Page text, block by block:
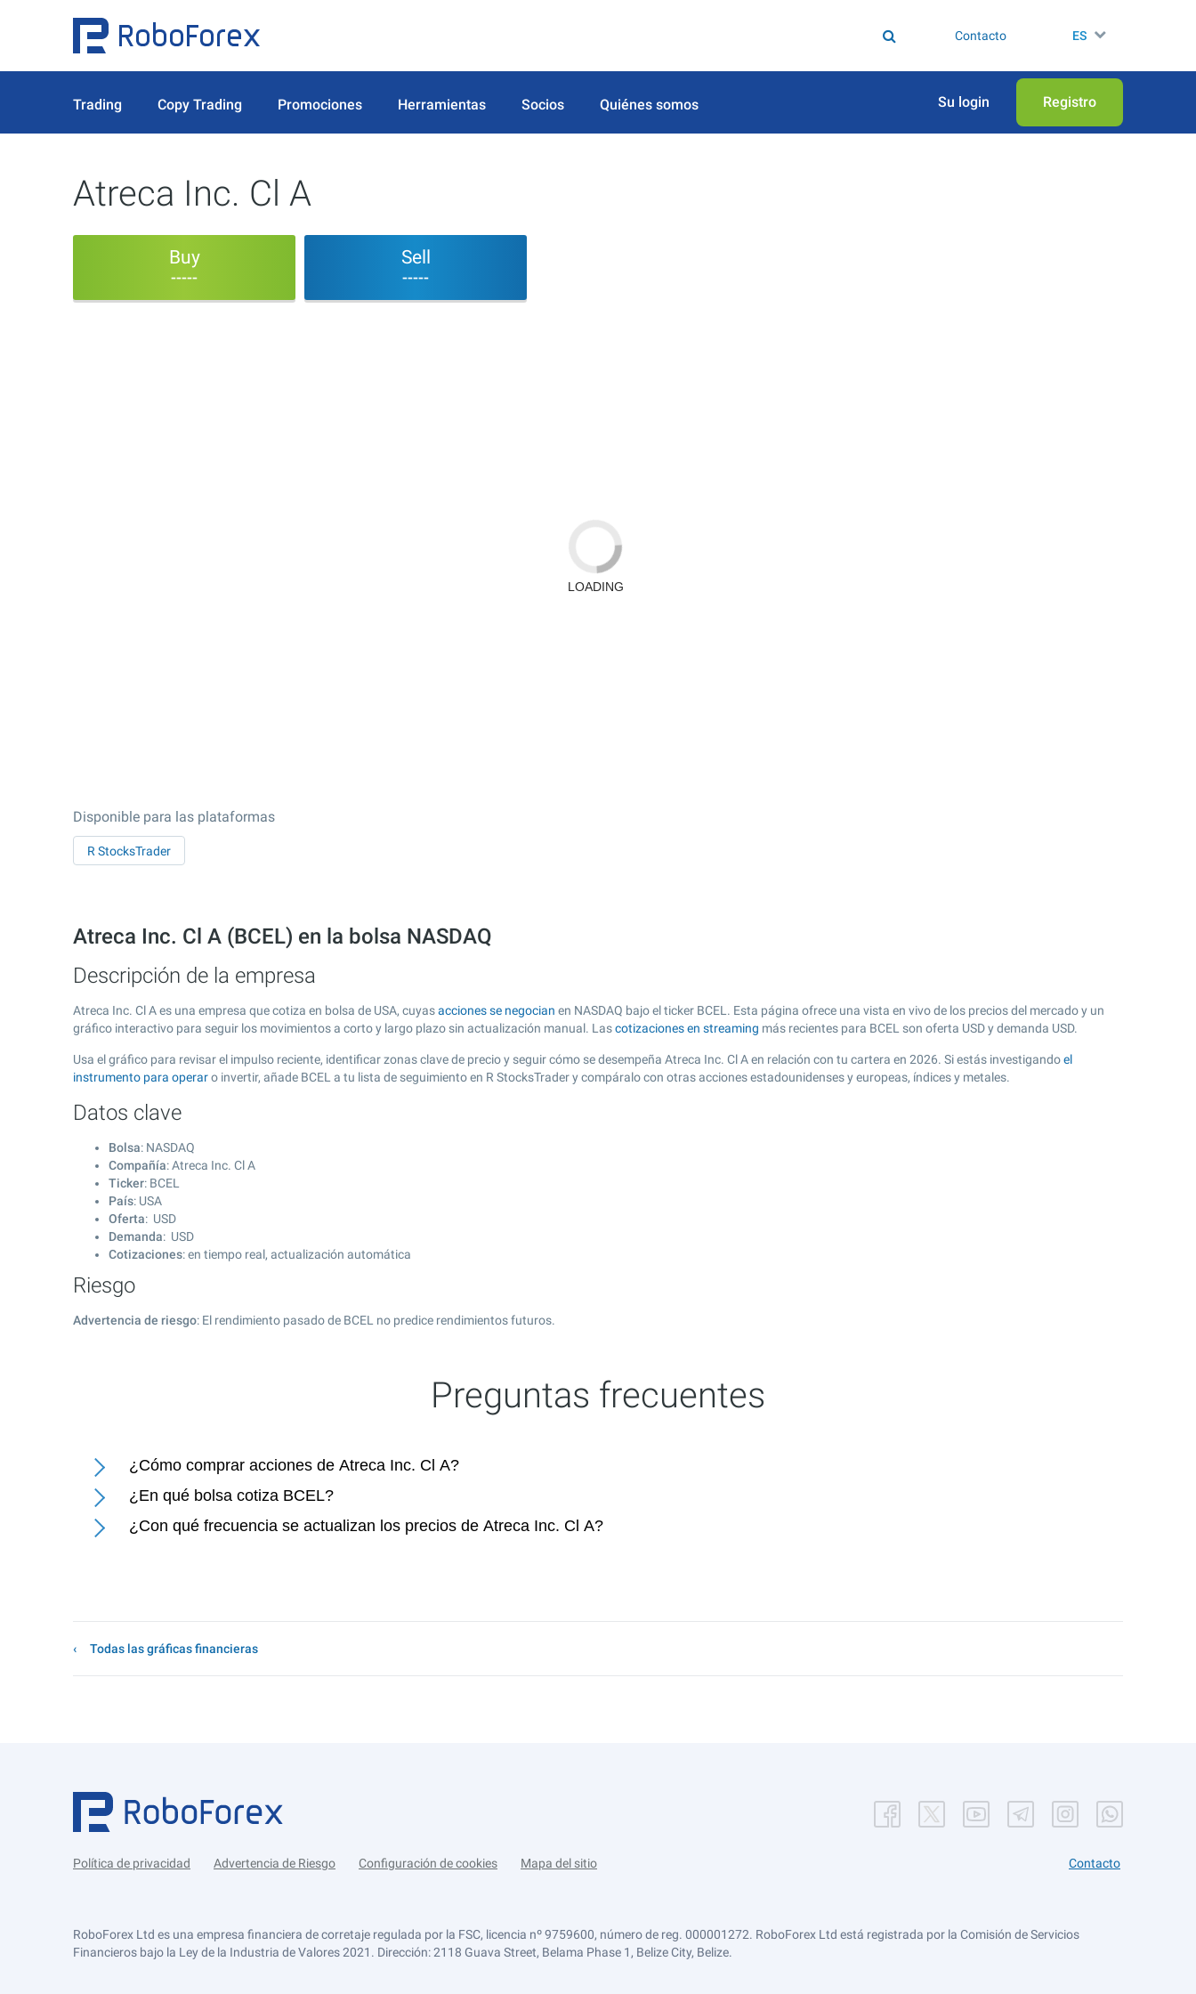
Contacto ES
Trading Copy Trading Promociones Herramientas Socios Quiénes somos Su login Registro
Atreca Inc. Cl A
Buy
-----
Sell
-----
Disponible para las plataformas
R StocksTrader
Atreca Inc. Cl A (BCEL) en la bolsa NASDAQ
Descripción de la empresa
Atreca Inc. Cl A es una empresa que cotiza en bolsa de USA, cuyasacciones se negocian en NASDAQ bajo el ticker BCEL. Esta página ofrece una vista en vivo de los precios del mercado y un
gráfico interactivo para seguir los movimientos a corto y largo plazo sin actualización manual. Lascotizaciones en streaming más recientes para BCEL son oferta USD y demanda USD.
Usa el gráfico para revisar el impulso reciente, identificar zonas clave de precio y seguir cómo se desempeña Atreca Inc. Cl A en relación con tu cartera en 2026. Si estás investigandoel
instrumento para operaro invertir, añade BCEL a tu lista de seguimiento en R StocksTrader y compáralo con otras acciones estadounidenses y europeas, índices y metales.
Datos clave
Bolsa: NASDAQ
Compañía: Atreca Inc. Cl A
Ticker: BCEL
País: USA
Oferta: USD
Demanda: USD
Cotizaciones: en tiempo real, actualización automática
Riesgo
Advertencia de riesgo: El rendimiento pasado de BCEL no predice rendimientos futuros.
Preguntas frecuentes
¿Cómo comprar acciones de Atreca Inc. Cl A?
¿En qué bolsa cotiza BCEL?
¿Con qué frecuencia se actualizan los precios de Atreca Inc. Cl A?
Todas las gráficas financieras
Política de privacidad Advertencia de Riesgo Configuración de cookies Mapa del sitio Contacto
RoboForex Ltd es una empresa financiera de corretaje regulada por la FSC, licencia nº 9759600, número de reg. 000001272. RoboForex Ltd está registrada por la Comisión de Servicios
Financieros bajo la Ley de la Industria de Valores 2021. Dirección: 2118 Guava Street, Belama Phase 1, Belize City, Belize.